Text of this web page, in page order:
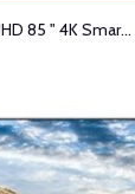
85 " 4K Smar...